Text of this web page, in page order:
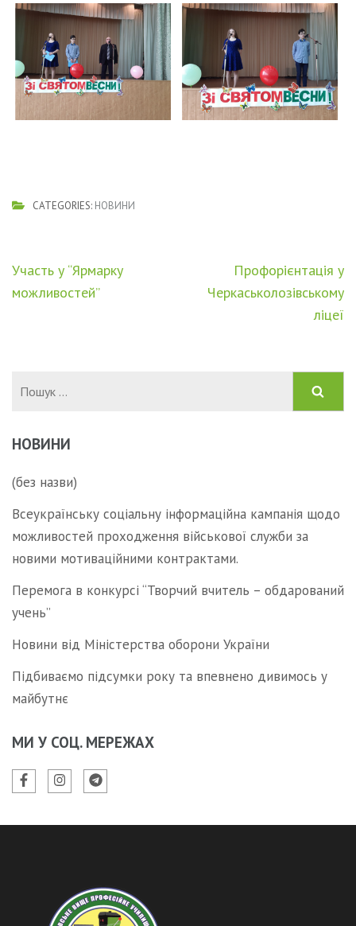
CATEGORIES: НОВИНИ
Навігація
записів
Участь у “Ярмарку
можливостей”
Профорієнтація у
Черкаськолозівському
ліцеї
НОВИНИ
(без назви)
Всеукраїнську соціальну інформаційна кампанія щодо
можливостей проходження військової служби за
новими мотиваційними контрактами.
Перемога в конкурсі “Творчий вчитель – обдарований
учень”
Новини від Міністерства оборони України
Підбиваємо підсумки року та впевнено дивимось у
майбутнє
МИ У СОЦ. МЕРЕЖАХ